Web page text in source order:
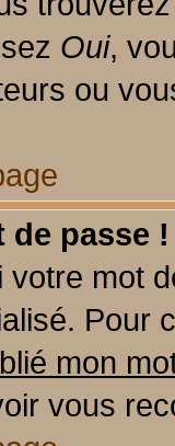
Oui,
ou
passe !
votre mot
Pour
mon
vous